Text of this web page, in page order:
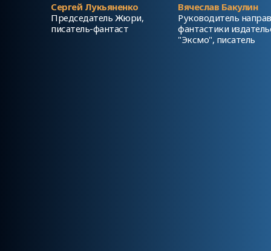
Вячеслав Бакулин
Руководитель
фантастики
"Эксмо", писатель
Сергей Лукьяненко
Председатель Жюри,
писатель-фантаст